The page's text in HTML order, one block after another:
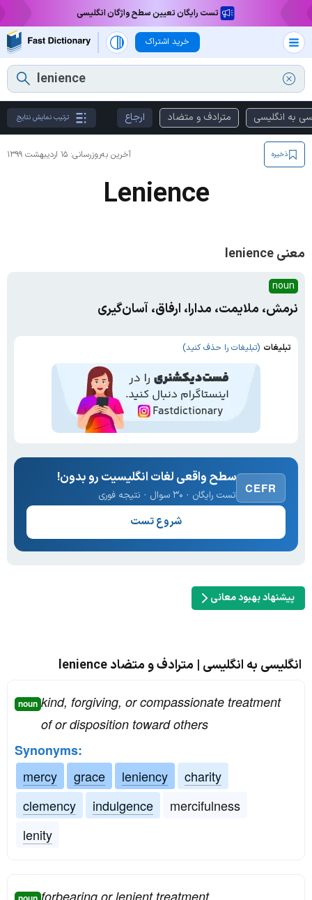
تست رایگان تعیین سطح واژگان انگلیسی
خرید اشتراک
به انگلیسی مترادف و متضاد ارجاع ترتیب نمایش نتایج
آخرین به‌روزرسانی: ۱۵ اردیبهشت ۱۳۹۹ ذخیره
Lenience
معنی lenience
noun
نرمش، ملایمت، مدارا، ارفاق، آسان‌گیری
تبلیغات (تبلیغات را حذف کنید)
CEFR
سطح واقعی لغات انگلیسیت رو بدون!
تست رایگان · ۳۰ سوال · نتیجه فوری
شروع تست
پیشنهاد بهبود معانی
انگلیسی به انگلیسی | مترادف و متضاد lenience
noun kind, forgiving, or compassionate treatment
of or disposition toward others
Synonyms:
mercy
grace leniency
charity
clemency
indulgence
mercifulness
lenity
forbearing or lenient treatment